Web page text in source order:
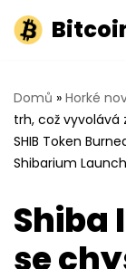
Přeskočit
obsah
Domů » Horké
trh, což vyvolává
SHIB Token
Shibarium
Shiba
se